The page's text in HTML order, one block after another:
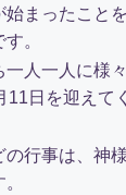
始まったこと
。
一人一人に様
11日を迎えて
の行事は、神